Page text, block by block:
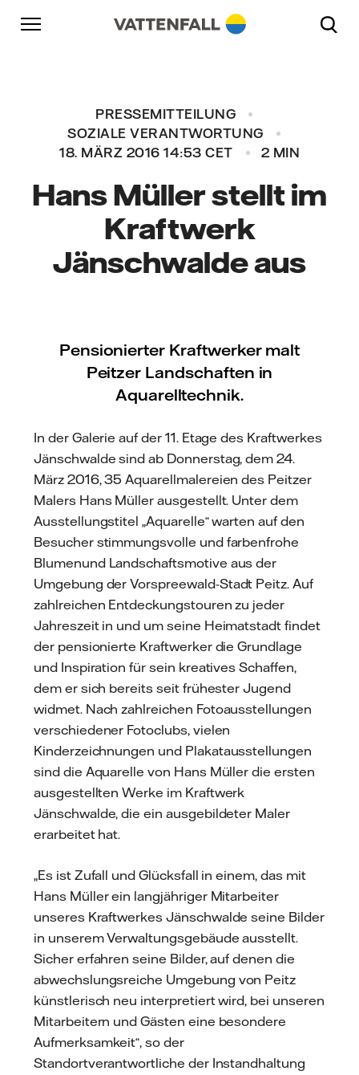
Überspringen
Zurück zur Hauptnavigation
Gehe zur Fußzeile
PRESSEMITTEILUNG
SOZIALE VERANTWORTUNG
18. MÄRZ 2016 14:53 CET
2 MIN
Hans Müller stellt im
Kraftwerk
Jänschwalde aus
Pensionierter Kraftwerker malt
Peitzer Landschaften in
Aquarelltechnik.
In der Galerie auf der 11. Etage des Kraftwerkes
Jänschwalde sind ab Donnerstag, dem 24.
März 2016, 35 Aquarellmalereien des Peitzer
Malers Hans Müller ausgestellt. Unter dem
Ausstellungstitel „Aquarelle“ warten auf den
Besucher stimmungsvolle und farbenfrohe
Blumenund Landschaftsmotive aus der
Umgebung der Vorspreewald-Stadt Peitz. Auf
zahlreichen Entdeckungstouren zu jeder
Jahreszeit in und um seine Heimatstadt findet
der pensionierte Kraftwerker die Grundlage
und Inspiration für sein kreatives Schaffen,
dem er sich bereits seit frühester Jugend
widmet. Nach zahlreichen Fotoausstellungen
verschiedener Fotoclubs, vielen
Kinderzeichnungen und Plakatausstellungen
sind die Aquarelle von Hans Müller die ersten
ausgestellten Werke im Kraftwerk
Jänschwalde, die ein ausgebildeter Maler
erarbeitet hat.
„Es ist Zufall und Glücksfall in einem, das mit
Hans Müller ein langjähriger Mitarbeiter
unseres Kraftwerkes Jänschwalde seine Bilder
in unserem Verwaltungsgebäude ausstellt.
Sicher erfahren seine Bilder, auf denen die
abwechslungsreiche Umgebung von Peitz
künstlerisch neu interpretiert wird, bei unseren
Mitarbeitern und Gästen eine besondere
Aufmerksamkeit“, so der
Standortverantwortliche der Instandhaltung
Zurück zur Hauptnavigation